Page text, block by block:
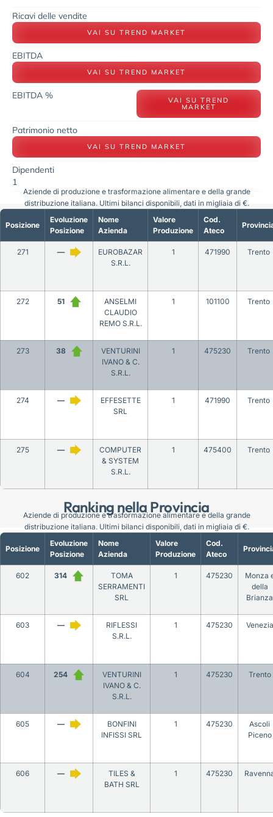
Ricavi delle vendite
VAI SU TREND MARKET
EBITDA
VAI SU TREND MARKET
EBITDA % VAI SU TREND
MARKET
Patrimonio netto
VAI SU TREND MARKET
Dipendenti
1
Ranking nella Provincia
Posizione
Evoluzione
Posizione
Nome
Azienda
Valore
Produzione
Cod.
Ateco
271 —
EUROBAZAR
S.R.L.
1 471990 Trento
272 51
ANSELMI
CLAUDIO
REMO S.R.L.
1 101100 Trento
273 38
VENTURINI
IVANO & C.
S.R.L.
1 475230 Trento
274 —
EFFESETTE
SRL
1 471990 Trento
275 —
COMPUTER
& SYSTEM
S.R.L.
1 475400 Trento
Aziende di produzione e trasformazione alimentare e della grande
distribuzione italiana. Ultimi bilanci disponibili, dati in migliaia di €.
Posizione
Evoluzione
Posizione
Nome
Azienda
Valore
Produzione
Cod.
Ateco
602 314
TOMA
SERRAMENTI
SRL
1 475230
Monza
della
Brianza
603 —
RIFLESSI
S.R.L.
1 475230 Venezia
604 254
VENTURINI
IVANO & C.
S.R.L.
1 475230 Trento
605 —
BONFINI
INFISSI SRL
1 475230
Ascoli
Piceno
606 —
TILES &
BATH SRL
1 475230
Aziende di produzione e trasformazione alimentare e della grande
distribuzione italiana. Ultimi bilanci disponibili, dati in migliaia di €.